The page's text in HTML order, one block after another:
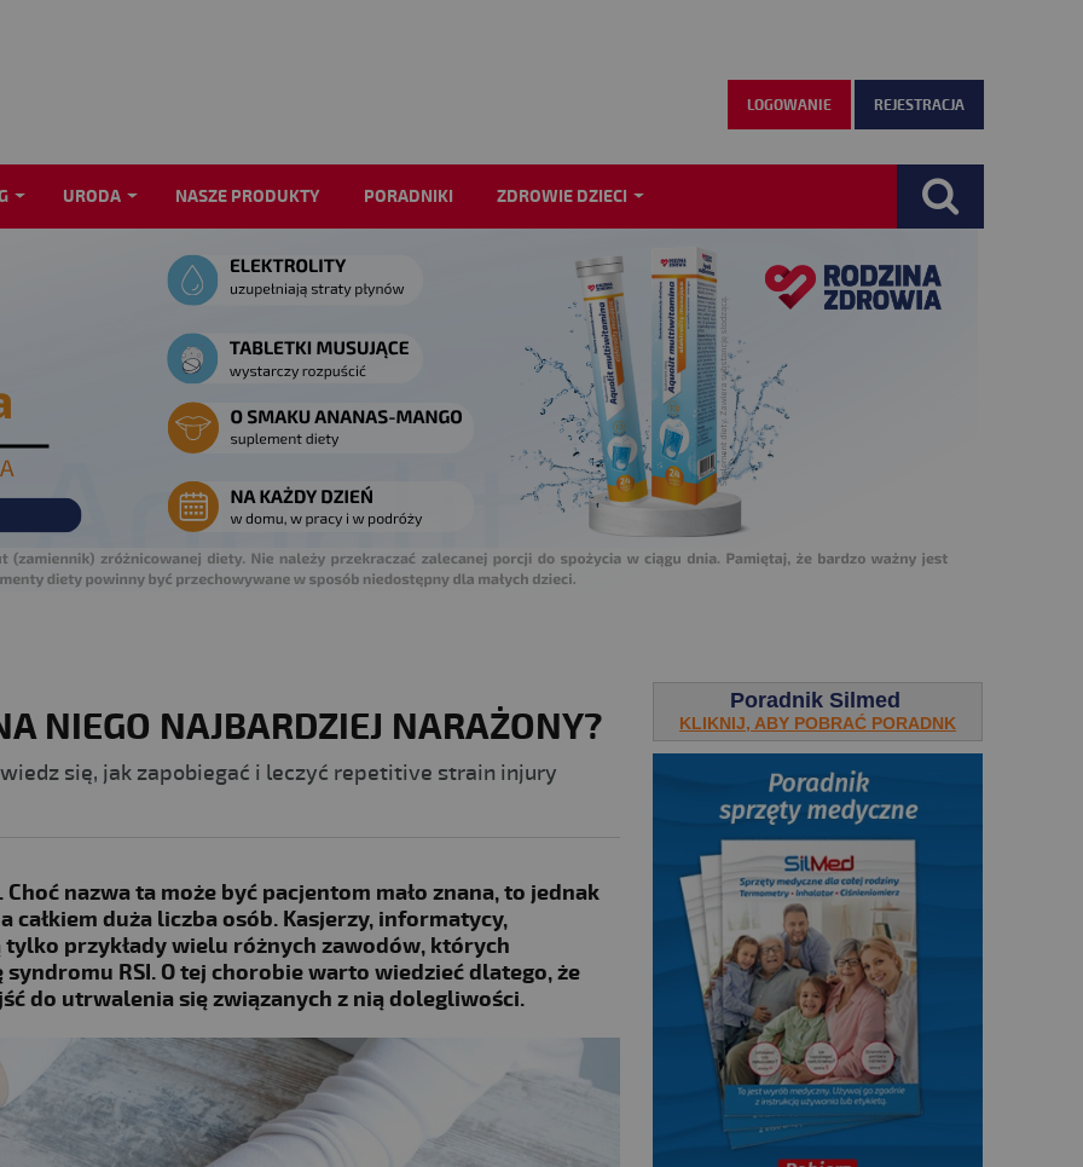
LOGOWANIE REJESTRACJA
URODA NASZE PRODUKTY PORADNIKI ZDROWIE DZIECI
NIEGO NAJBARDZIEJ NARAŻONY?
się, jak zapobiegać i leczyć repetitive strain injury
nazwa ta może być pacjentom mało znana, to jednak
duża liczba osób. Kasjerzy, informatycy,
przykłady wielu różnych zawodów, których
RSI. O tej chorobie warto wiedzieć dlatego, że
do utrwalenia się związanych z nią dolegliwości.
Poradnik Silmed
KLIKNIJ, ABY POBRAĆ PORADNK